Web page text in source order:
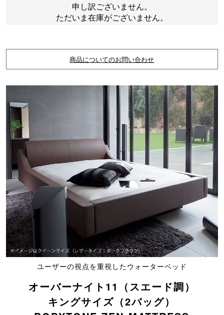
申し訳ございません。
ただいま在庫がございません。
商品についてのお問い合わせ
ユーザーの視点を重視したウォーターベッド
オーバーナイト11（スエード調）
キングサイズ（2バッグ）